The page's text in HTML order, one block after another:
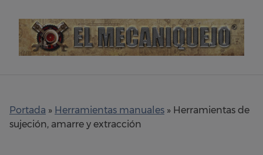
content
Portada » Herramientas manuales » Herramientas de
sujeción, amarre y extracción